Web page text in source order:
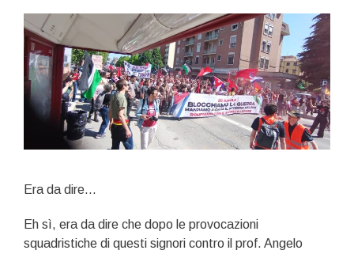
Era da dire…
Eh sì, era da dire che dopo le provocazioni
squadristiche di questi signori contro il prof. Angelo